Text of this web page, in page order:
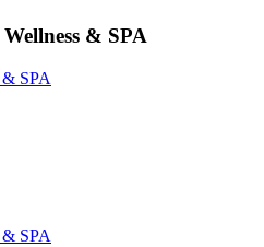
& SPA
SPA
SPA